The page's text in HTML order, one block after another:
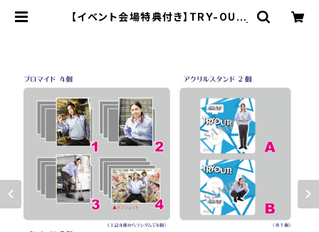
【イベント会場特典付き】TRY-OUT!